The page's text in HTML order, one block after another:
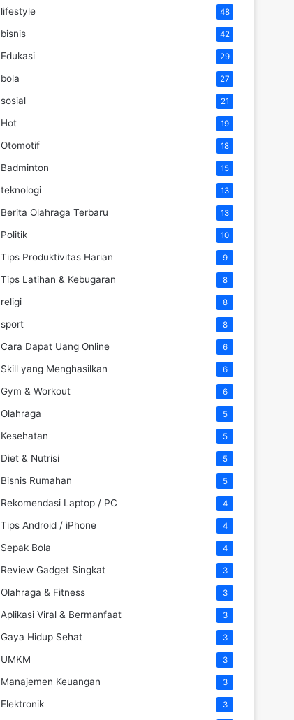
lifestyle 48
bisnis 42
Edukasi 29
bola 27
sosial 21
Hot 19
Otomotif 18
Badminton 15
teknologi 13
Berita Olahraga Terbaru 13
Politik 10
Tips Produktivitas Harian 9
Tips Latihan & Kebugaran 8
religi 8
sport 8
Cara Dapat Uang Online 6
Skill yang Menghasilkan 6
Gym & Workout 6
Olahraga 5
Kesehatan 5
Diet & Nutrisi 5
Bisnis Rumahan 5
Rekomendasi Laptop / PC 4
Tips Android / iPhone 4
Sepak Bola 4
Review Gadget Singkat 3
Olahraga & Fitness 3
Aplikasi Viral & Bermanfaat 3
Gaya Hidup Sehat 3
UMKM 3
Manajemen Keuangan 3
Elektronik 3